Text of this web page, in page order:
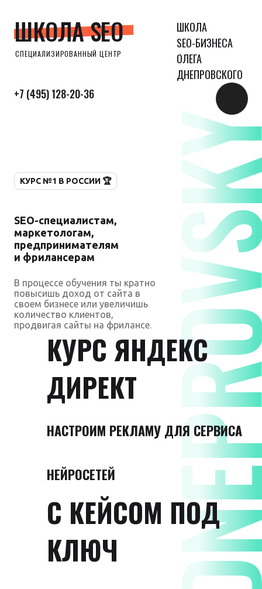
ШКОЛА SEO
СПЕЦИАЛИЗИРОВАННЫЙ ЦЕНТР
ШКОЛА
SEO-БИЗНЕСА
ОЛЕГА
ДНЕПРОВСКОГО
+7 (495) 128-20-36
КУРС №1 В РОССИИ 🏆
SEO-специалистам,
маркетологам,
предпринимателям
и фрилансерам
В процессе обучения ты кратно
повысишь доход от сайта в
своем бизнесе или увеличишь
количество клиентов,
продвигая сайты на фрилансе.
КУРС ЯНДЕКС
ДИРЕКТ
НАСТРОИМ РЕКЛАМУ ДЛЯ СЕРВИСА
НЕЙРОСЕТЕЙ
С КЕЙСОМ ПОД
КЛЮЧ